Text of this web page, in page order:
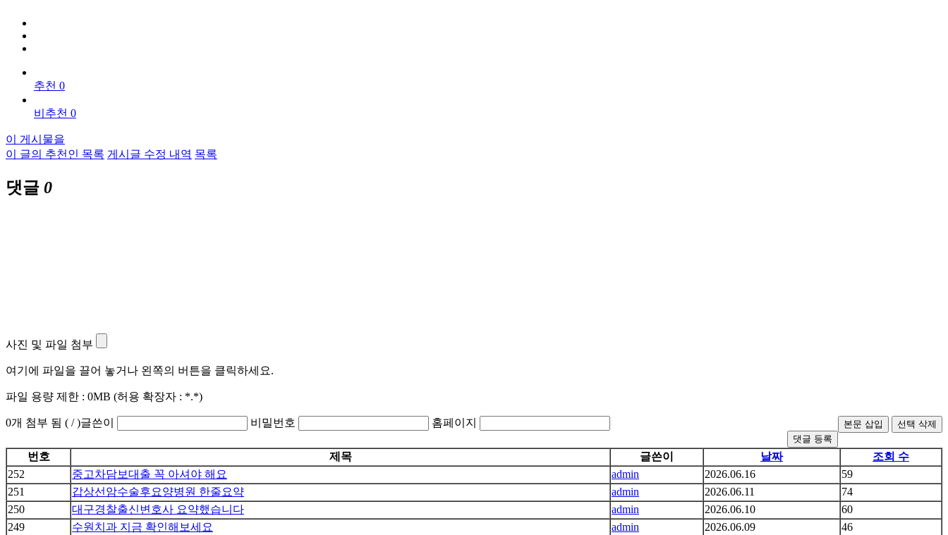
추천 0
비추천 0
이 게시물을
이 글의 추천인 목록 게시글 수정 내역 목록
댓글 0
사진 및 파일 첨부
여기에 파일을 끌어 놓거나 왼쪽의 버튼을 클릭하세요.
파일 용량 제한 : 0MB (허용 확장자 : *.*)
0개 첨부 됨 ( /)글쓴이 비밀번호 홈페이지
댓글 등록
번호 제목 글쓴이 날짜
조회 수
252
중고차담보대출 꼭 아셔야 해요 admin 2026.06.16
59
251
갑상선암수술후요양병원 한줄요약 admin 2026.06.11
74
250
대구경찰출신변호사 요약했습니다 admin 2026.06.10
60
249
수원치과 지금 확인해보세요 admin 2026.06.09 46